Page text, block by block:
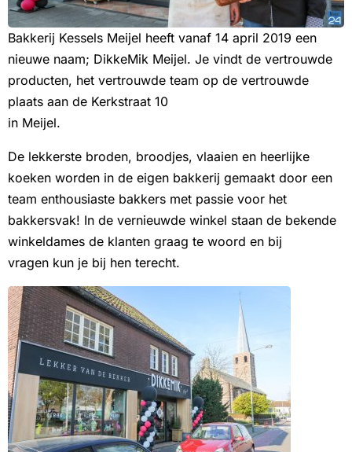
Bakkerij Kessels Meijel heeft vanaf 14 april 2019 een
nieuwe naam; DikkeMik Meijel. Je vindt de vertrouwde
producten, het vertrouwde team op de vertrouwde
plaats aan de Kerkstraat 10
in Meijel.
De lekkerste broden, broodjes, vlaaien en heerlijke
koeken worden in de eigen bakkerij gemaakt door een
team enthousiaste bakkers met passie voor het
bakkersvak! In de vernieuwde winkel staan de bekende
winkeldames de klanten graag te woord en bij
vragen kun je bij hen terecht.